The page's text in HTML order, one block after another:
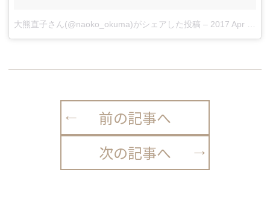
大熊直子さん(@naoko_okuma)がシェアした投稿 – 2017 Apr 9 8:06pm PDT
前の記事へ
次の記事へ